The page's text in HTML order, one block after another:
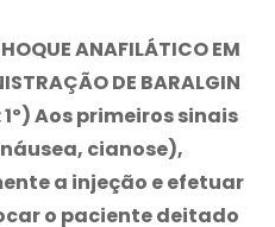
ANAFILÁTICO EM
DE BARALGIN
1º) Aos primeiros sinais
cianose),
a injeção e efetuar
o paciente deitado